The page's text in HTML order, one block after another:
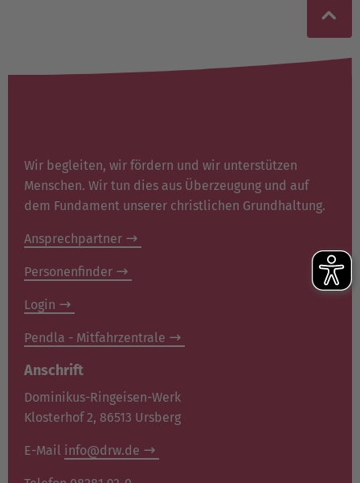
Wir begleiten, wir fördern und wir unterstützen
Menschen. Wir tun dies aus Überzeugung und auf
dem Fundament unserer christlichen Grundhaltung.
Ansprechpartner
Personenfinder
Login
Pendla - Mitfahrzentrale
Anschrift
Dominikus-Ringeisen-Werk
Klosterhof 2, 86513 Ursberg
E-Mail info@drw.de